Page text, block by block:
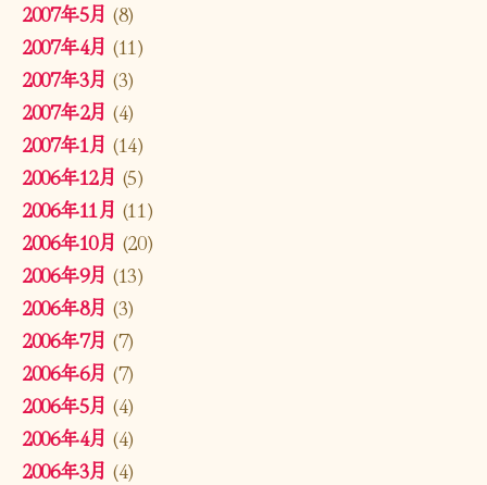
2007年5月 (8)
2007年4月 (11)
2007年3月 (3)
2007年2月 (4)
2007年1月 (14)
2006年12月 (5)
2006年11月 (11)
2006年10月 (20)
2006年9月 (13)
2006年8月 (3)
2006年7月 (7)
2006年6月 (7)
2006年5月 (4)
2006年4月 (4)
2006年3月 (4)